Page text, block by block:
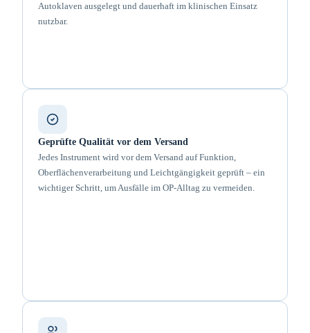
Autoklaven ausgelegt und dauerhaft im klinischen Einsatz
nutzbar.
Geprüfte Qualität vor dem Versand
Jedes Instrument wird vor dem Versand auf Funktion,
Oberflächenverarbeitung und Leichtgängigkeit geprüft – ein
wichtiger Schritt, um Ausfälle im OP-Alltag zu vermeiden.